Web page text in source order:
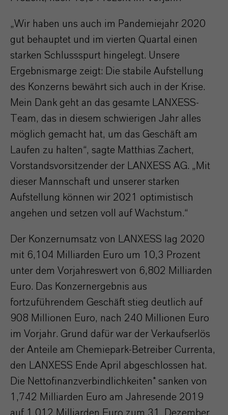
„Wir haben uns auch im Pandemiejahr 2020
gut behauptet und im vierten Quartal einen
starken Schlussspurt hingelegt. Unsere
Ergebnismarge zeigt: Die stabile Aufstellung
des Konzerns bewährt sich auch in der Krise.
Mein Dank geht an das gesamte LANXESS-
Team, das in diesem schwierigen Jahr alles
möglich gemacht hat, um das Geschäft am
Laufen zu halten“, sagte Matthias Zachert,
Vorstandsvorsitzender der LANXESS AG. „Mit
dieser Mannschaft und unserer starken
Aufstellung können wir 2021 optimistisch
angehen und setzen voll auf Wachstum.“
Der Konzernumsatz von LANXESS lag 2020
mit 6,104 Milliarden Euro um 10,3 Prozent
unter dem Vorjahreswert von 6,802 Milliarden
Euro. Das Konzernergebnis aus
fortzuführendem Geschäft stieg deutlich auf
908 Millionen Euro, nach 240 Millionen Euro
im Vorjahr. Grund dafür war der Verkaufserlös
der Anteile am Chemiepark-Betreiber Currenta,
den LANXESS Ende April abgeschlossen hat.
Die Nettofinanzverbindlichkeiten* sanken von
1,742 Milliarden Euro am Jahresende 2019
auf 1,012 Milliarden Euro zum 31. Dezember